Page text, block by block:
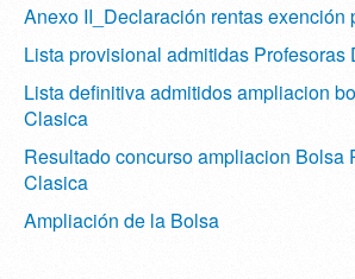
Anexo II_Declaración rentas exención
Lista provisional admitidas Profesoras
Lista definitiva admitidos ampliacion
Clasica
Resultado concurso ampliacion Bolsa
Clasica
Ampliación de la Bolsa